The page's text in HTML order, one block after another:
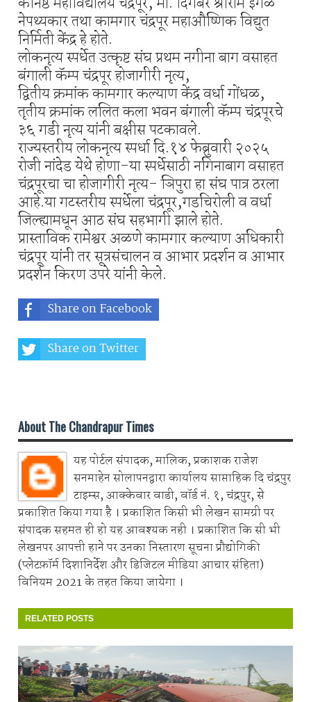
नेपथ्यकार तथा कामगार चंद्रपूर महाऔष्णिक विद्युत
निर्मिती केंद्र हे होते.
लोकनृत्य स्पर्धेत उत्कृष्ट संघ प्रथम नगीना बाग वसाहत
बंगाली कॅम्प चंद्रपूर होजागीरी नृत्य,
द्वितीय क्रमांक कामगार कल्याण केंद्र वर्धा गोंधळ,
तृतीय क्रमांक ललित कला भवन बंगाली कॅम्प चंद्रपूरचे
३६ गडी नृत्य यांनी बक्षीस पटकावले.
राज्यस्तरीय लोकनृत्य स्पर्धा दि.१४ फेब्रुवारी २०२५
रोजी नांदेड येथे होणा-या स्पर्धेसाठी नगिनाबाग वसाहत
चंद्रपूरचा चा होजागीरी नृत्य- ञिपुरा हा संघ पात्र ठरला
आहे.या गटस्तरीय स्पर्धेला चंद्रपूर,गडचिरोली व वर्धा
जिल्ह्यामधून आठ संघ सहभागी झाले होते.
प्रास्ताविक रामेश्वर अळणे कामगार कल्याण अधिकारी
चंद्रपूर यांनी तर सूत्रसंचालन व आभार प्रदर्शन व आभार
प्रदर्शन किरण उपरे यांनी केले.
Share on Facebook
Share on Twitter
About The Chandrapur Times
यह पोर्टल संपादक, मालिक, प्रकाशक राजेश
सनमाहेन सोलापनद्वारा कार्यालय साप्ताहिक दि चंद्रपुर
टाइम्स, आक्केवार वाडी, वॉर्ड नं. १, चंद्रपुर, से
प्रकाशित किया गया है । प्रकाशित किसी भी लेखन सामग्री पर
संपादक सहमत ही हो यह आवश्यक नही । प्रकाशित कि सी भी
लेखनपर आपत्ती हाने पर उनका निस्तारण सूचना प्रौद्योगिकी
(प्लेटफ़ॉर्म दिशानिर्देश और डिजिटल मीडिया आचार संहिता)
विनियम 2021 के तहत किया जायेगा ।
RELATED POSTS